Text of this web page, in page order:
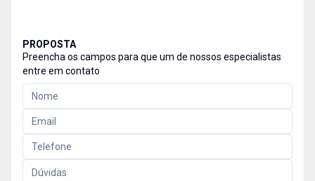
PROPOSTA
Preencha os campos para que um de nossos especialistas
entre em contato